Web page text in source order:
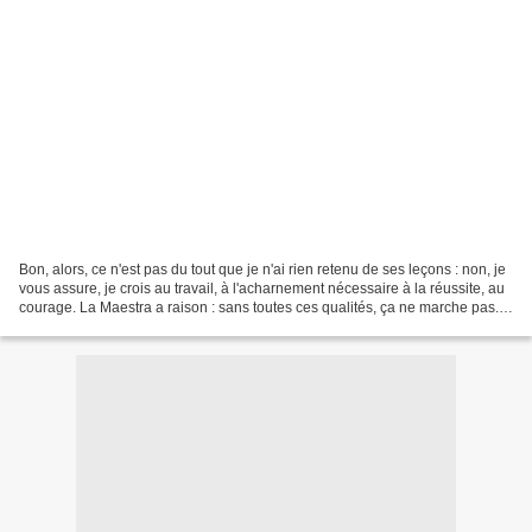
Bon, alors, ce n'est pas du tout que je n'ai rien retenu de ses leçons : non, je
vous assure, je crois au travail, à l'acharnement nécessaire à la réussite, au
courage. La Maestra a raison : sans toutes ces qualités, ça ne marche pas.